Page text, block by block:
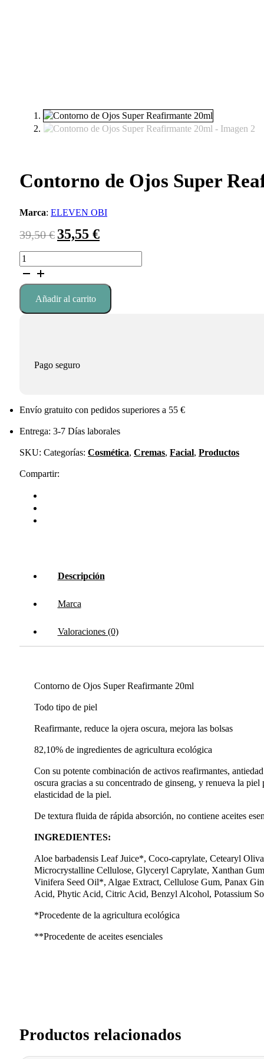
Contorno de Ojos Super
Marca: ELEVEN OBI
39,50€ El
precio
era:
35,55 €El
precio
es:
Contorno
de
Super
Reafirmante
20ml
Añadir al carrito
Pago seguro
Envío gratuito con pedidos superiores a 55 €
Entrega: 3-7 Días laborales
SKU: Categorías: Cosmética, Cremas, Facial, Productos
Compartir:
Descripción
Marca
Valoraciones (0)
Contorno de Ojos Super Reafirmante 20ml
Todo tipo de piel
Reafirmante, reduce la ojera oscura, mejora las bolsas
82,10% de ingredientes de agricultura ecológica
Con su potente combinación de activos reafirmantes,
oscura gracias a su concentrado de ginseng, y renueva la
elasticidad de la piel.
De textura fluida de rápida absorción, no contiene aceites
INGREDIENTES:
Aloe barbadensis Leaf Juice*, Coco-caprylate, Cetearyl
Microcrystalline Cellulose, Glyceryl Caprylate, Xanthan
Vinifera Seed Oil*, Algae Extract, Cellulose Gum, Panax
Acid, Phytic Acid, Citric Acid, Benzyl Alcohol, Potassium
*Procedente de la agricultura ecológica
**Procedente de aceites esenciales
Productos relacionados